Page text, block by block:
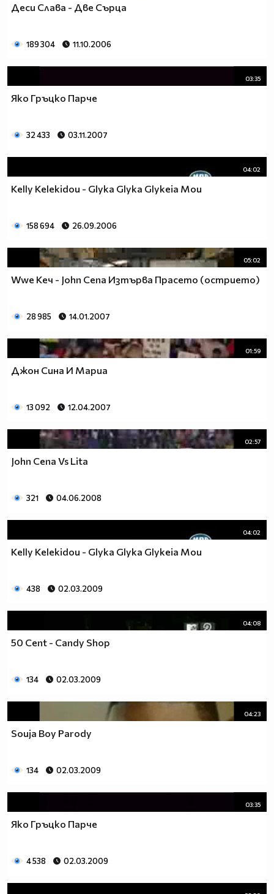
Деси Слава - Две Сърца
189 304 11.10.2006
03:35
Яко Гръцко Парче
32 433 03.11.2007
04:02
Kelly Kelekidou - Glyka Glyka Glykeia Mou
158 694 26.09.2006
05:02
Wwe Кеч - John Cena Изтърва Прасето (острието)
28 985 14.01.2007
01:59
Джон Сина И Мариа
13 092 12.04.2007
02:57
John Cena Vs Lita
321 04.06.2008
04:02
Kelly Kelekidou - Glyka Glyka Glykeia Mou
438 02.03.2009
04:08
50 Cent - Candy Shop
134 02.03.2009
04:23
Souja Boy Parody
134 02.03.2009
03:35
Яко Гръцко Парче
4 538 02.03.2009